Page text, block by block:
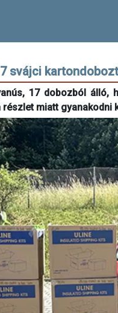
svájci
17 dobozból
miatt gyanakodni